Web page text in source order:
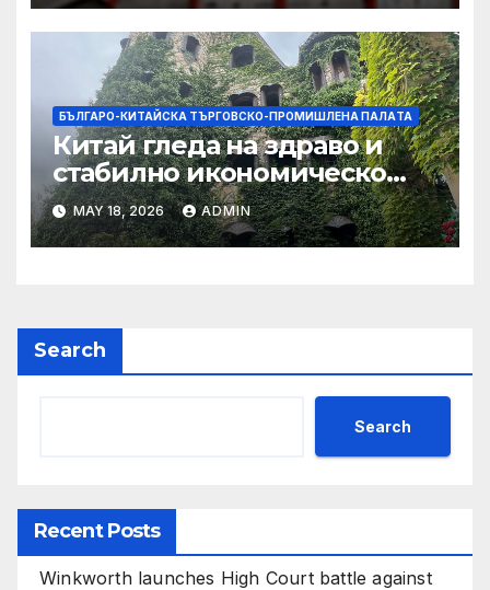
БЪЛГАРО-КИТАЙСКА ТЪРГОВСКО-ПРОМИШЛЕНА ПАЛAТА
Китай гледа на здраво и
стабилно икономическо
сътрудничество със САЩ
MAY 18, 2026 ADMIN
Search
Search
Recent Posts
Winkworth launches High Court battle against